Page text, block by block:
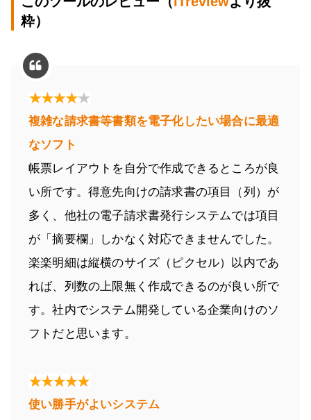
粋）
複雑な請求書等書類を電子化したい場合に最適
なソフト
帳票レイアウトを自分で作成できるところが良
い所です。得意先向けの請求書の項目（列）が
多く、他社の電子請求書発行システムでは項目
が「摘要欄」しかなく対応できませんでした。
楽楽明細は縦横のサイズ（ピクセル）以内であ
れば、列数の上限無く作成できるのが良い所で
す。社内でシステム開発している企業向けのソ
フトだと思います。
使い勝手がよいシステム